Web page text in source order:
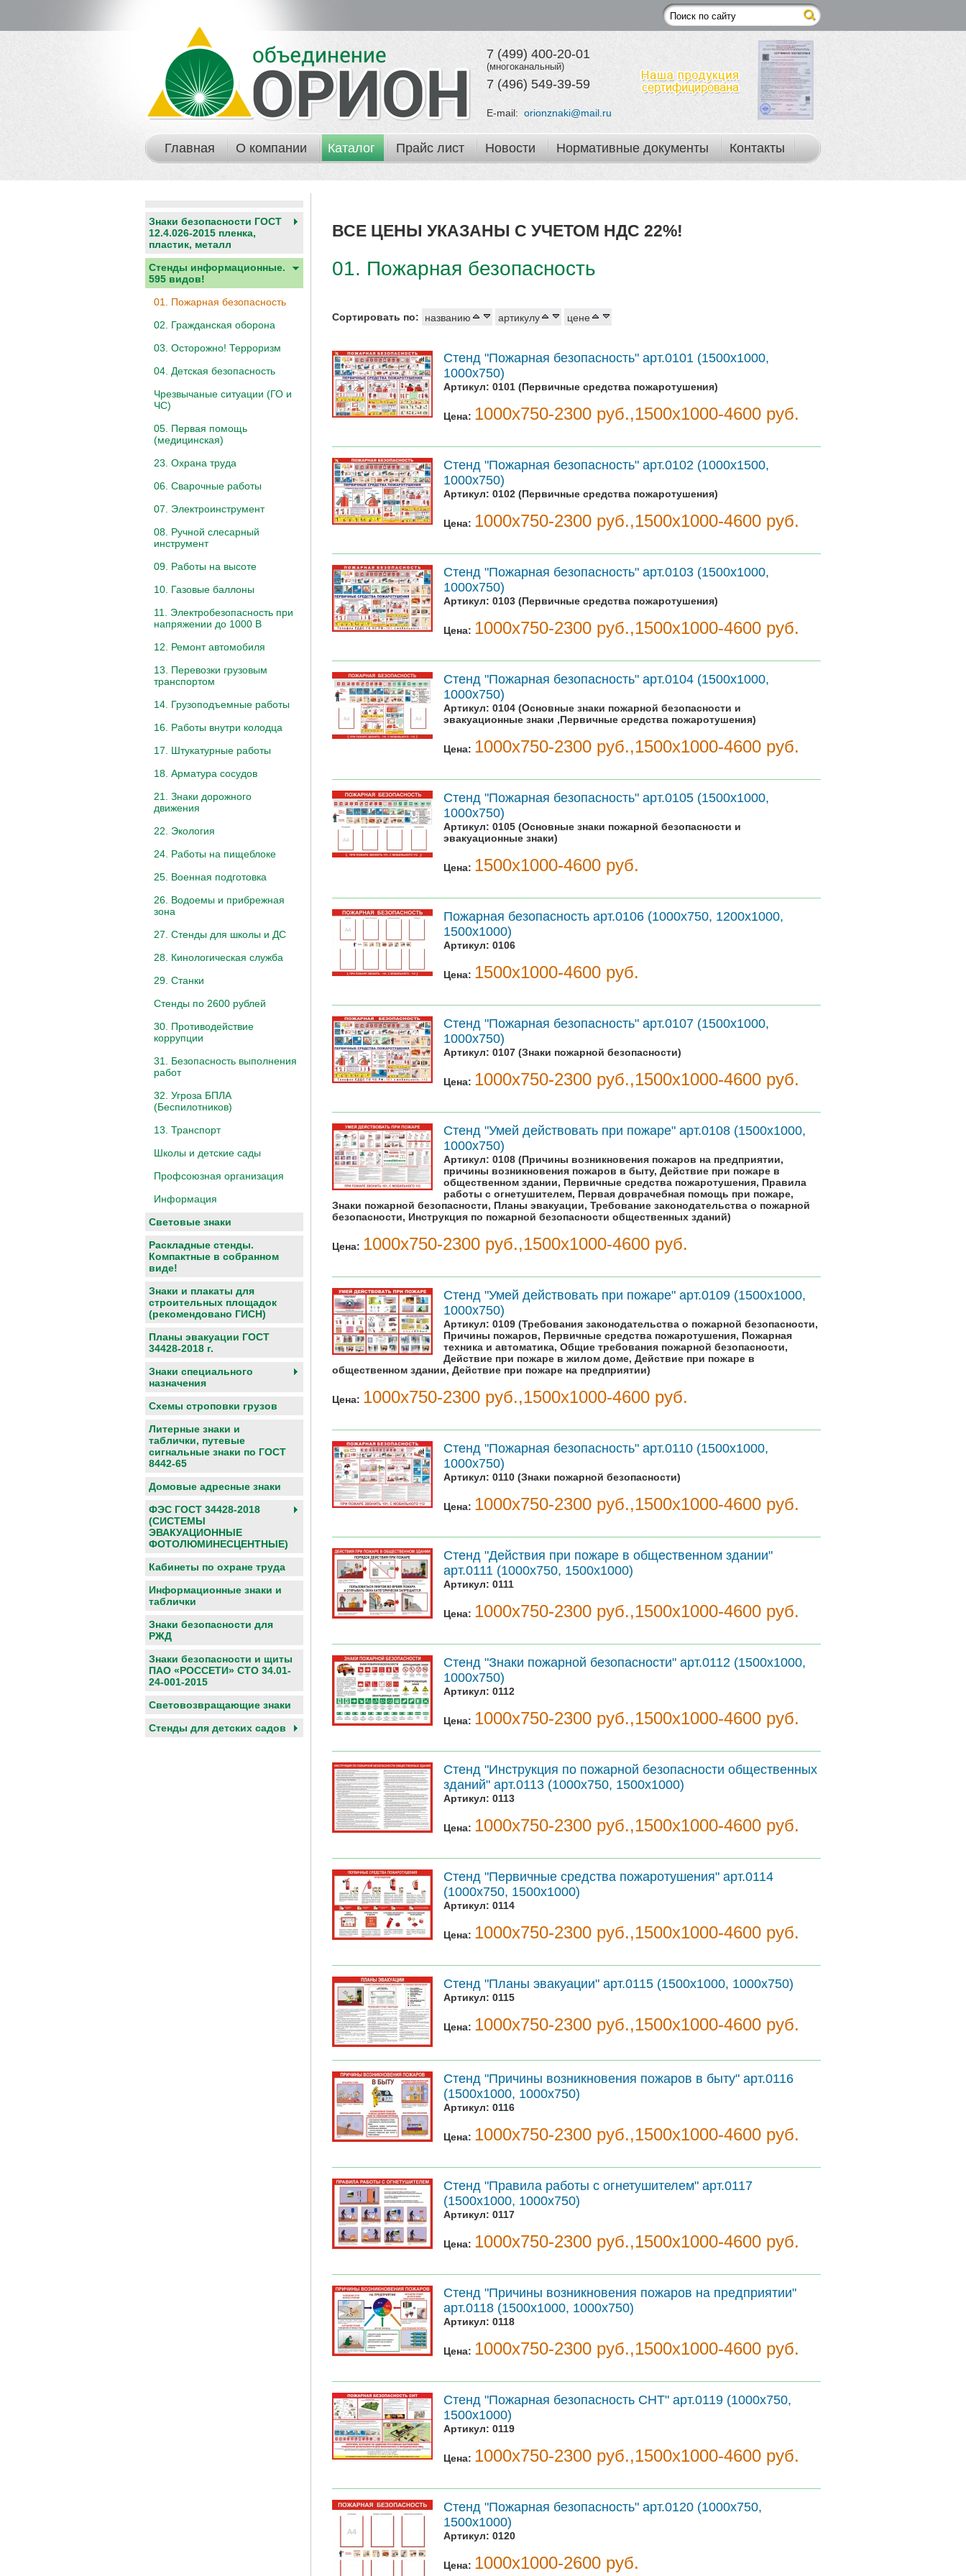
7 (499) 400-20-01
(многоканальный)
7 (496) 549-39-59
E-mail: orionznaki@mail.ru
Главная О компании Каталог Прайс лист Новости Нормативные документы Контакты
Знаки безопасности ГОСТ
12.4.026-2015 пленка,
пластик, металл
Стенды информационные.
595 видов!
01. Пожарная безопасность
02. Гражданская оборона
03. Осторожно! Терроризм
04. Детская безопасность
Чрезвычаные ситуации (ГО и
ЧС)
05. Первая помощь
(медицинская)
23. Охрана труда
06. Сварочные работы
07. Электроинструмент
08. Ручной слесарный
инструмент
09. Работы на высоте
10. Газовые баллоны
11. Электробезопасность при
напряжении до 1000 В
12. Ремонт автомобиля
13. Перевозки грузовым
транспортом
14. Грузоподъемные работы
16. Работы внутри колодца
17. Штукатурные работы
18. Арматура сосудов
21. Знаки дорожного
движения
22. Экология
24. Работы на пищеблоке
25. Военная подготовка
26. Водоемы и прибрежная
зона
27. Стенды для школы и ДС
28. Кинологическая служба
29. Станки
Стенды по 2600 рублей
30. Противодействие
коррупции
31. Безопасность выполнения
работ
32. Угроза БПЛА
(Беспилотников)
13. Транспорт
Школы и детские сады
Профсоюзная организация
Информация
Световые знаки
Раскладные стенды.
Компактные в собранном
виде!
Знаки и плакаты для
строительных площадок
(рекомендовано ГИСН)
Планы эвакуации ГОСТ
34428-2018 г.
Знаки специального
назначения
Схемы строповки грузов
Литерные знаки и
таблички, путевые
сигнальные знаки по ГОСТ
8442-65
Домовые адресные знаки
ФЭС ГОСТ 34428-2018
(СИСТЕМЫ
ЭВАКУАЦИОННЫЕ
ФОТОЛЮМИНЕСЦЕНТНЫЕ)
Кабинеты по охране труда
Информационные знаки и
таблички
Знаки безопасности для
РЖД
Знаки безопасности и щиты
ПАО «РОССЕТИ» СТО 34.01-
24-001-2015
Световозвращающие знаки
Cтенды для детских садов
ВСЕ ЦЕНЫ УКАЗАНЫ С УЧЕТОМ НДС 22%!
01. Пожарная безопасность
Сортировать по: названию артикулу цене
Стенд "Пожарная безопасность" арт.0101 (1500х1000,
1000х750)
Артикул: 0101 (Первичные средства пожаротушения)
Цена: 1000х750-2300 руб.,1500х1000-4600 руб.
Стенд "Пожарная безопасность" арт.0102 (1000х1500,
1000х750)
Артикул: 0102 (Первичные средства пожаротушения)
Цена: 1000х750-2300 руб.,1500х1000-4600 руб.
Стенд "Пожарная безопасность" арт.0103 (1500х1000,
1000х750)
Артикул: 0103 (Первичные средства пожаротушения)
Цена: 1000х750-2300 руб.,1500х1000-4600 руб.
Стенд "Пожарная безопасность" арт.0104 (1500х1000,
1000х750)
Артикул: 0104 (Основные знаки пожарной безопасности и
эвакуационные знаки ,Первичные средства пожаротушения)
Цена: 1000х750-2300 руб.,1500х1000-4600 руб.
Стенд "Пожарная безопасность" арт.0105 (1500х1000,
1000х750)
Артикул: 0105 (Основные знаки пожарной безопасности и
эвакуационные знаки)
Цена: 1500х1000-4600 руб.
Пожарная безопасность арт.0106 (1000х750, 1200х1000,
1500х1000)
Артикул: 0106
Цена: 1500х1000-4600 руб.
Стенд "Пожарная безопасность" арт.0107 (1500х1000,
1000х750)
Артикул: 0107 (Знаки пожарной безопасности)
Цена: 1000х750-2300 руб.,1500х1000-4600 руб.
Стенд "Умей действовать при пожаре" арт.0108 (1500х1000,
1000х750)
Артикул: 0108 (Причины возникновения пожаров на предприятии,
причины возникновения пожаров в быту, Действие при пожаре в
общественном здании, Первичные средства пожаротушения, Правила
работы с огнетушителем, Первая доврачебная помощь при пожаре,
Знаки пожарной безопасности, Планы эвакуации, Требование законодательства о пожарной
безопасности, Инструкция по пожарной безопасности общественных зданий)
Цена: 1000х750-2300 руб.,1500х1000-4600 руб.
Стенд "Умей действовать при пожаре" арт.0109 (1500х1000,
1000х750)
Артикул: 0109 (Требования законодательства о пожарной безопасности,
Причины пожаров, Первичные средства пожаротушения, Пожарная
техника и автоматика, Общие требования пожарной безопасности,
Действие при пожаре в жилом доме, Действие при пожаре в
общественном здании, Действие при пожаре на предприятии)
Цена: 1000х750-2300 руб.,1500х1000-4600 руб.
Стенд "Пожарная безопасность" арт.0110 (1500х1000,
1000х750)
Артикул: 0110 (Знаки пожарной безопасности)
Цена: 1000х750-2300 руб.,1500х1000-4600 руб.
Стенд "Действия при пожаре в общественном здании"
арт.0111 (1000х750, 1500х1000)
Артикул: 0111
Цена: 1000х750-2300 руб.,1500х1000-4600 руб.
Стенд "Знаки пожарной безопасности" арт.0112 (1500х1000,
1000х750)
Артикул: 0112
Цена: 1000х750-2300 руб.,1500х1000-4600 руб.
Стенд "Инструкция по пожарной безопасности общественных
зданий" арт.0113 (1000х750, 1500х1000)
Артикул: 0113
Цена: 1000х750-2300 руб.,1500х1000-4600 руб.
Стенд "Первичные средства пожаротушения" арт.0114
(1000х750, 1500х1000)
Артикул: 0114
Цена: 1000х750-2300 руб.,1500х1000-4600 руб.
Стенд "Планы эвакуации" арт.0115 (1500х1000, 1000х750)
Артикул: 0115
Цена: 1000х750-2300 руб.,1500х1000-4600 руб.
Стенд "Причины возникновения пожаров в быту" арт.0116
(1500х1000, 1000х750)
Артикул: 0116
Цена: 1000х750-2300 руб.,1500х1000-4600 руб.
Стенд "Правила работы с огнетушителем" арт.0117
(1500х1000, 1000х750)
Артикул: 0117
Цена: 1000х750-2300 руб.,1500х1000-4600 руб.
Стенд "Причины возникновения пожаров на предприятии"
арт.0118 (1500х1000, 1000х750)
Артикул: 0118
Цена: 1000х750-2300 руб.,1500х1000-4600 руб.
Стенд "Пожарная безопасность СНТ" арт.0119 (1000х750,
1500х1000)
Артикул: 0119
Цена: 1000х750-2300 руб.,1500х1000-4600 руб.
Стенд "Пожарная безопасность" арт.0120 (1000х750,
1500х1000)
Артикул: 0120
Цена: 1000х1000-2600 руб.